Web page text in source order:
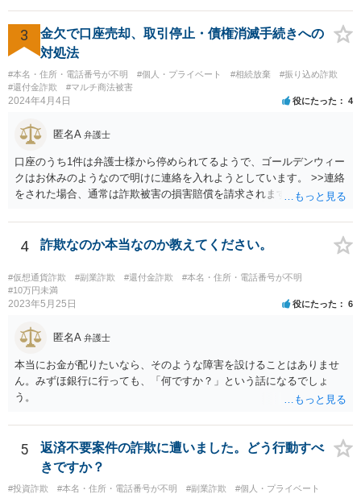
3
金欠で口座売却、取引停止・債権消滅手続きへの
対処法
#本名・住所・電話番号が不明 #個人・プライベート #相続放棄
#振り込め詐欺
#還付金詐欺
#マルチ商法被害
2024年4月4日 役にたった 4
匿名A 弁護士
口座のうち1件は弁護士様から停められてるようで、ゴールデンウィー
クはお休みのようなので明けに連絡を入れようとしています。 >>連絡
をされた場合、通常は詐欺被害の損害賠償を請求されますのでご留意
4 詐欺なのか本当なのか教えてください。
#仮想通貨詐欺 #副業詐欺 #還付金詐欺
#本名・住所・電話番号が不明
#10万円未満
2023年5月25日 役にたった 6
匿名A 弁護士
本当にお金が配りたいなら、そのような障害を設けることはありませ
ん。みずほ銀行に行っても、「何ですか？」という話になるでしょ
う。
5
返済不要案件の詐欺に遭いました。どう行動すべ
きですか？
#投資詐欺 #本名・住所・電話番号が不明 #副業詐欺
#個人・プライベート